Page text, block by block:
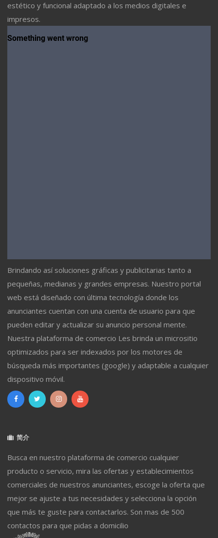
estético y funcional adaptado a los medios digitales e
impresos.
Brindando así soluciones gráficas y publicitarias tanto a
pequeñas, medianas y grandes empresas. Nuestro portal
web está diseñado con última tecnología donde los
anunciantes cuentan con una cuenta de usuario para que
pueden editar y actualizar su anuncio personal mente.
Nuestra plataforma de comercio Les brinda un micrositio
optimizados para ser indexados por los motores de
búsqueda más importantes (google) y adaptable a cualquier
dispositivo móvil.
简介
Busca en nuestro plataforma de comercio cualquier
producto o servicio, mira las ofertas y establecimientos
comerciales de nuestros anunciantes, escoge la oferta que
mejor se ajuste a tus necesidades y selecciona la opción
que más te guste para contactarlos. Son mas de 500
contactos para que pidas a domicilio